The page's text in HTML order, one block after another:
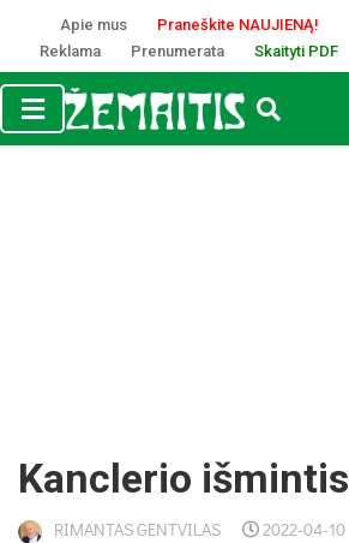
Apie mus
Praneškite NAUJIENĄ!
Reklama
Prenumerata Skaityti PDF
Kanclerio išmintis
RIMANTAS GENTVILAS 2022-04-10